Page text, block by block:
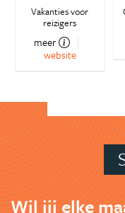
Vakanties voor
reizigers
meer
website
Wil jij elke